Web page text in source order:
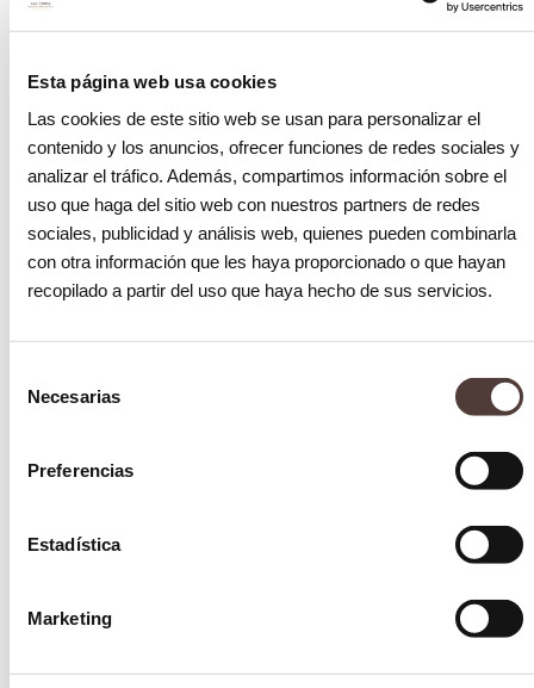
Esta página web usa cookies
Las cookies de este sitio web se usan para personalizar el
contenido y los anuncios, ofrecer funciones de redes sociales y
analizar el tráfico. Además, compartimos información sobre el
uso que haga del sitio web con nuestros partners de redes
sociales, publicidad y análisis web, quienes pueden combinarla
con otra información que les haya proporcionado o que hayan
recopilado a partir del uso que haya hecho de sus servicios.
Necesarias
Preferencias
Estadística
Marketing
Blog
Consejos para saber cómo prevenir una
caries
10 marzo 2025
El apretamiento dental: bruxismo